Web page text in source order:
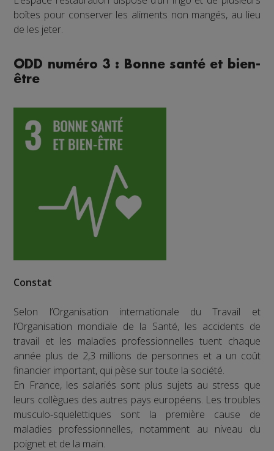
boîtes pour conserver les aliments non mangés, au lieu
de les jeter.
ODD numéro 3 : Bonne santé et bien-
être
Constat
Selon l’Organisation internationale du Travail et
l’Organisation mondiale de la Santé, les accidents de
travail et les maladies professionnelles tuent chaque
année plus de 2,3 millions de personnes et a un coût
financier important, qui pèse sur toute la société.
En France, les salariés sont plus sujets au stress que
leurs collègues des autres pays européens. Les troubles
musculo-squelettiques sont la première cause de
maladies professionnelles, notamment au niveau du
poignet et de la main.